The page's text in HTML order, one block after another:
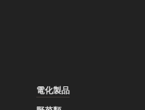
電化製品